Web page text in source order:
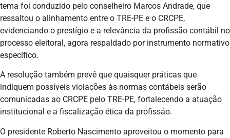
tema foi conduzido pelo conselheiro Marcos Andrade, que
ressaltou o alinhamento entre o TRE-PE e o CRCPE,
evidenciando o prestígio e a relevância da profissão contábil no
processo eleitoral, agora respaldado por instrumento normativo
específico.
A resolução também prevê que quaisquer práticas que
indiquem possíveis violações às normas contábeis serão
comunicadas ao CRCPE pelo TRE-PE, fortalecendo a atuação
institucional e a fiscalização ética da profissão.
O presidente Roberto Nascimento aproveitou o momento para